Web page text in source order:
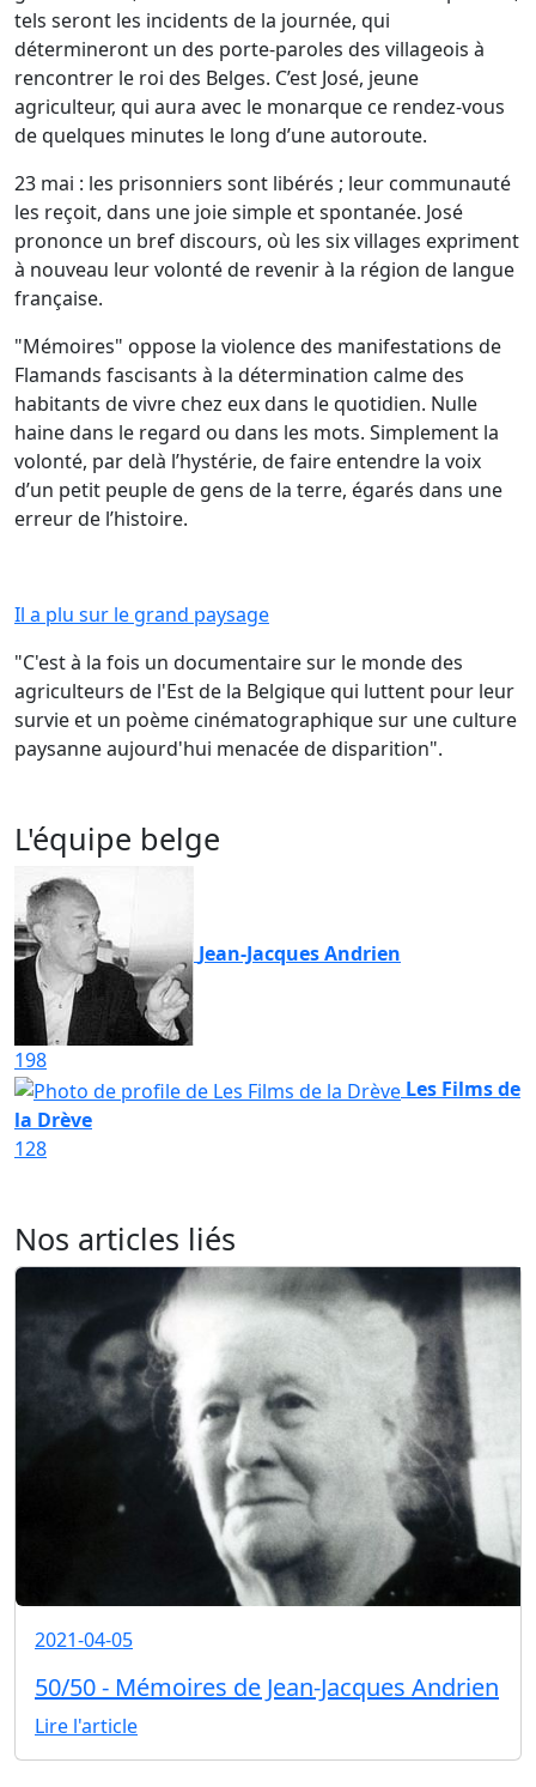
tels seront les incidents de la journée, qui
détermineront un des porte-paroles des villageois à
rencontrer le roi des Belges. C’est José, jeune
agriculteur, qui aura avec le monarque ce rendez-vous
de quelques minutes le long d’une autoroute.
23 mai : les prisonniers sont libérés ; leur communauté
les reçoit, dans une joie simple et spontanée. José
prononce un bref discours, où les six villages expriment
à nouveau leur volonté de revenir à la région de langue
française.
"Mémoires" oppose la violence des manifestations de
Flamands fascisants à la détermination calme des
habitants de vivre chez eux dans le quotidien. Nulle
haine dans le regard ou dans les mots. Simplement la
volonté, par delà l’hystérie, de faire entendre la voix
d’un petit peuple de gens de la terre, égarés dans une
erreur de l’histoire.
Il a plu sur le grand paysage
"C'est à la fois un documentaire sur le monde des
agriculteurs de l'Est de la Belgique qui luttent pour leur
survie et un poème cinématographique sur une culture
paysanne aujourd'hui menacée de disparition".
L'équipe belge
Jean-Jacques Andrien
198
Les Films de
la Drève
128
Nos articles liés
2021-04-05
50/50 - Mémoires de Jean-Jacques Andrien
Lire l'article